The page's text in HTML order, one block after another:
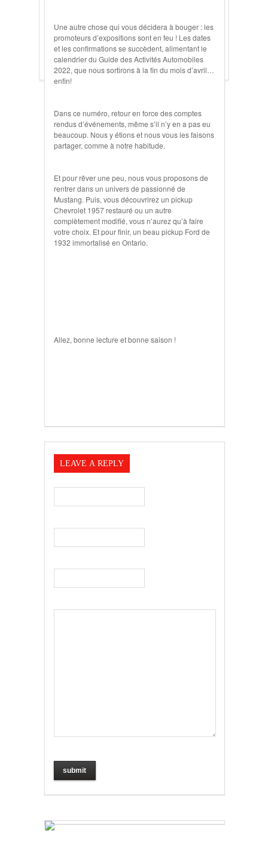
Une autre chose qui vous décidera à bouger : les
promoteurs d’expositions sont en feu ! Les dates
et les confirmations se succèdent, alimentant le
calendrier du Guide des Activités Automobiles
2022, que nous sortirons à la fin du mois d’avril…
enfin!
Dans ce numéro, retour en force des comptes
rendus d’événements, même s’il n’y en a pas eu
beaucoup. Nous y étions et nous vous les faisons
partager, comme à notre habitude.
Et pour rêver une peu, nous vous proposons de
rentrer dans un univers de passionné de
Mustang. Puis, vous découvrirez un pickup
Chevrolet 1957 restauré ou un autre
complètement modifié, vous n’aurez qu’à faire
votre choix. Et pour finir, un beau pickup Ford de
1932 immortalisé en Ontario.
Allez, bonne lecture et bonne saison !
LEAVE A REPLY